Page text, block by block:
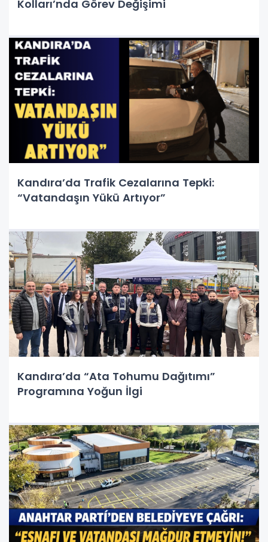
Kolları’nda Görev Değişimi
Kandıra’da Trafik Cezalarına Tepki:
“Vatandaşın Yükü Artıyor”
Kandıra’da “Ata Tohumu Dağıtımı”
Programına Yoğun İlgi